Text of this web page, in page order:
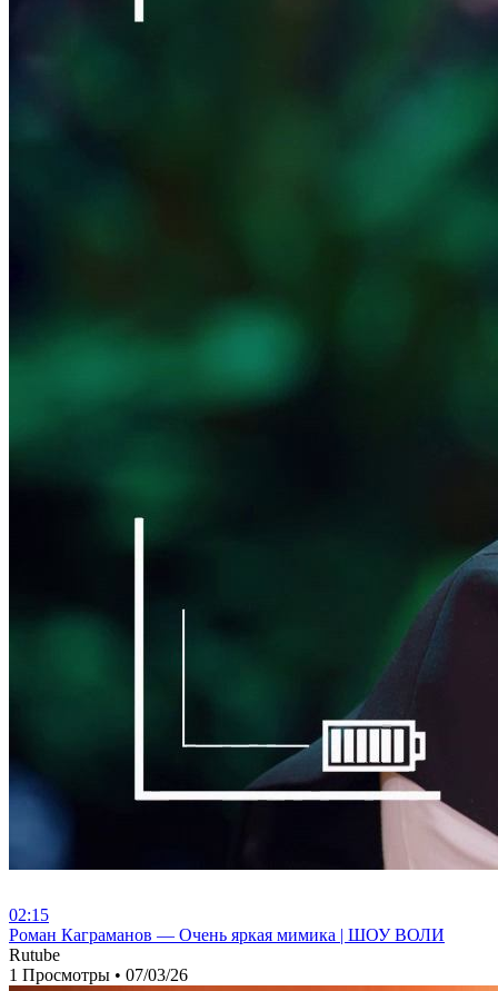
02:15
⁣Роман Каграманов — Очень яркая мимика | ШОУ ВОЛИ
Rutube
1 Просмотры • 07/03/26